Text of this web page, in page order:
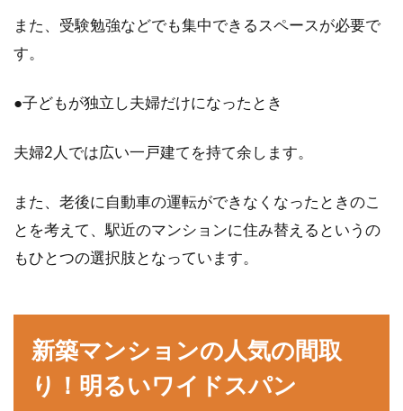
故に、様々な音に関する悩みを抱えていらっし
騒音トラブル対策は必要？
アパートなどの賃貸物件では、一階のお部屋は
なにかと嫌煙されがちです。しかしながら、一
階に住む...
壊れたアパートのドアを修理、補修
する方法をご紹介！
また、受験勉強などでも集中できるスペースが必要で
す。
●子どもが独立し夫婦だけになったとき
夫婦2人では広い一戸建てを持て余します。
また、老後に自動車の運転ができなくなったときのこ
とを考えて、駅近のマンションに住み替えるというの
もひとつの選択肢となっています。
新築マンションの人気の間取
り！明るいワイドスパン